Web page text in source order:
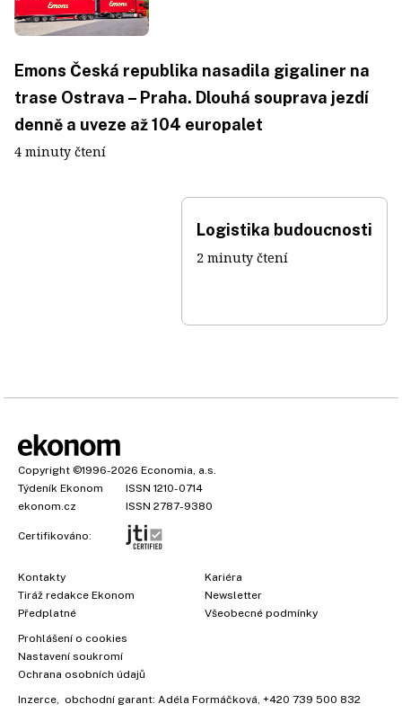
Emons Česká republika nasadila gigaliner na
trase Ostrava – Praha. Dlouhá souprava jezdí
denně a uveze až 104 europalet
4 minuty čtení
Logistika budoucnosti
2 minuty čtení
Copyright ©1996-2026 Economia, a.s.
Týdeník Ekonom
ISSN 1210-0714
ekonom.cz
ISSN 2787-9380
Certifikováno:
Kontakty
Tiráž redakce Ekonom
Předplatné
Kariéra
Newsletter
Všeobecné podmínky
Prohlášení o cookies
Nastavení soukromí
Ochrana osobních údajů
Inzerce , obchodní garant: Adéla Formáčková +420 739 500 832